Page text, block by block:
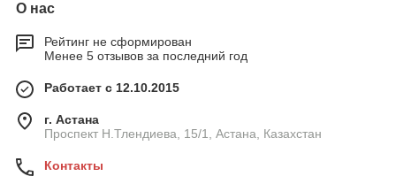
О нас
Рейтинг не сформирован
Менее 5 отзывов за последний год
Работает с 12.10.2015
г. Астана
Проспект Н.Тлендиева, 15/1, Астана, Казахстан
Контакты